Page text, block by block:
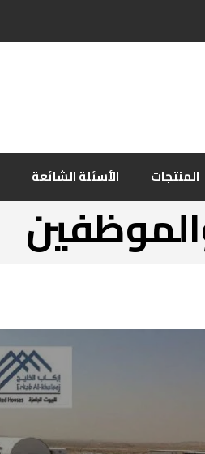
المنتجات الأسئلة الشائعة